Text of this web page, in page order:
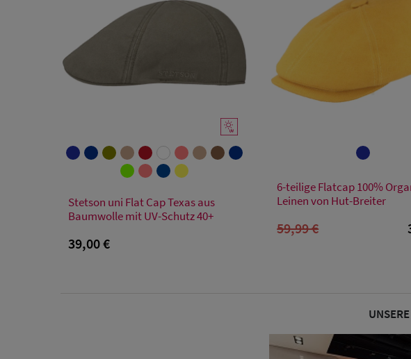
57/M 59/L 61/XL
Stetson uni Flat Cap Texas aus
Baumwolle mit UV-Schutz 40+
39,00 €
M L XL
6-teilige Flatcap 100%
Leinen von Hut-Breiter
59,99 €